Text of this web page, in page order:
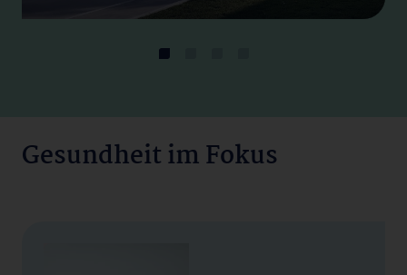
Gesundheit im Fokus